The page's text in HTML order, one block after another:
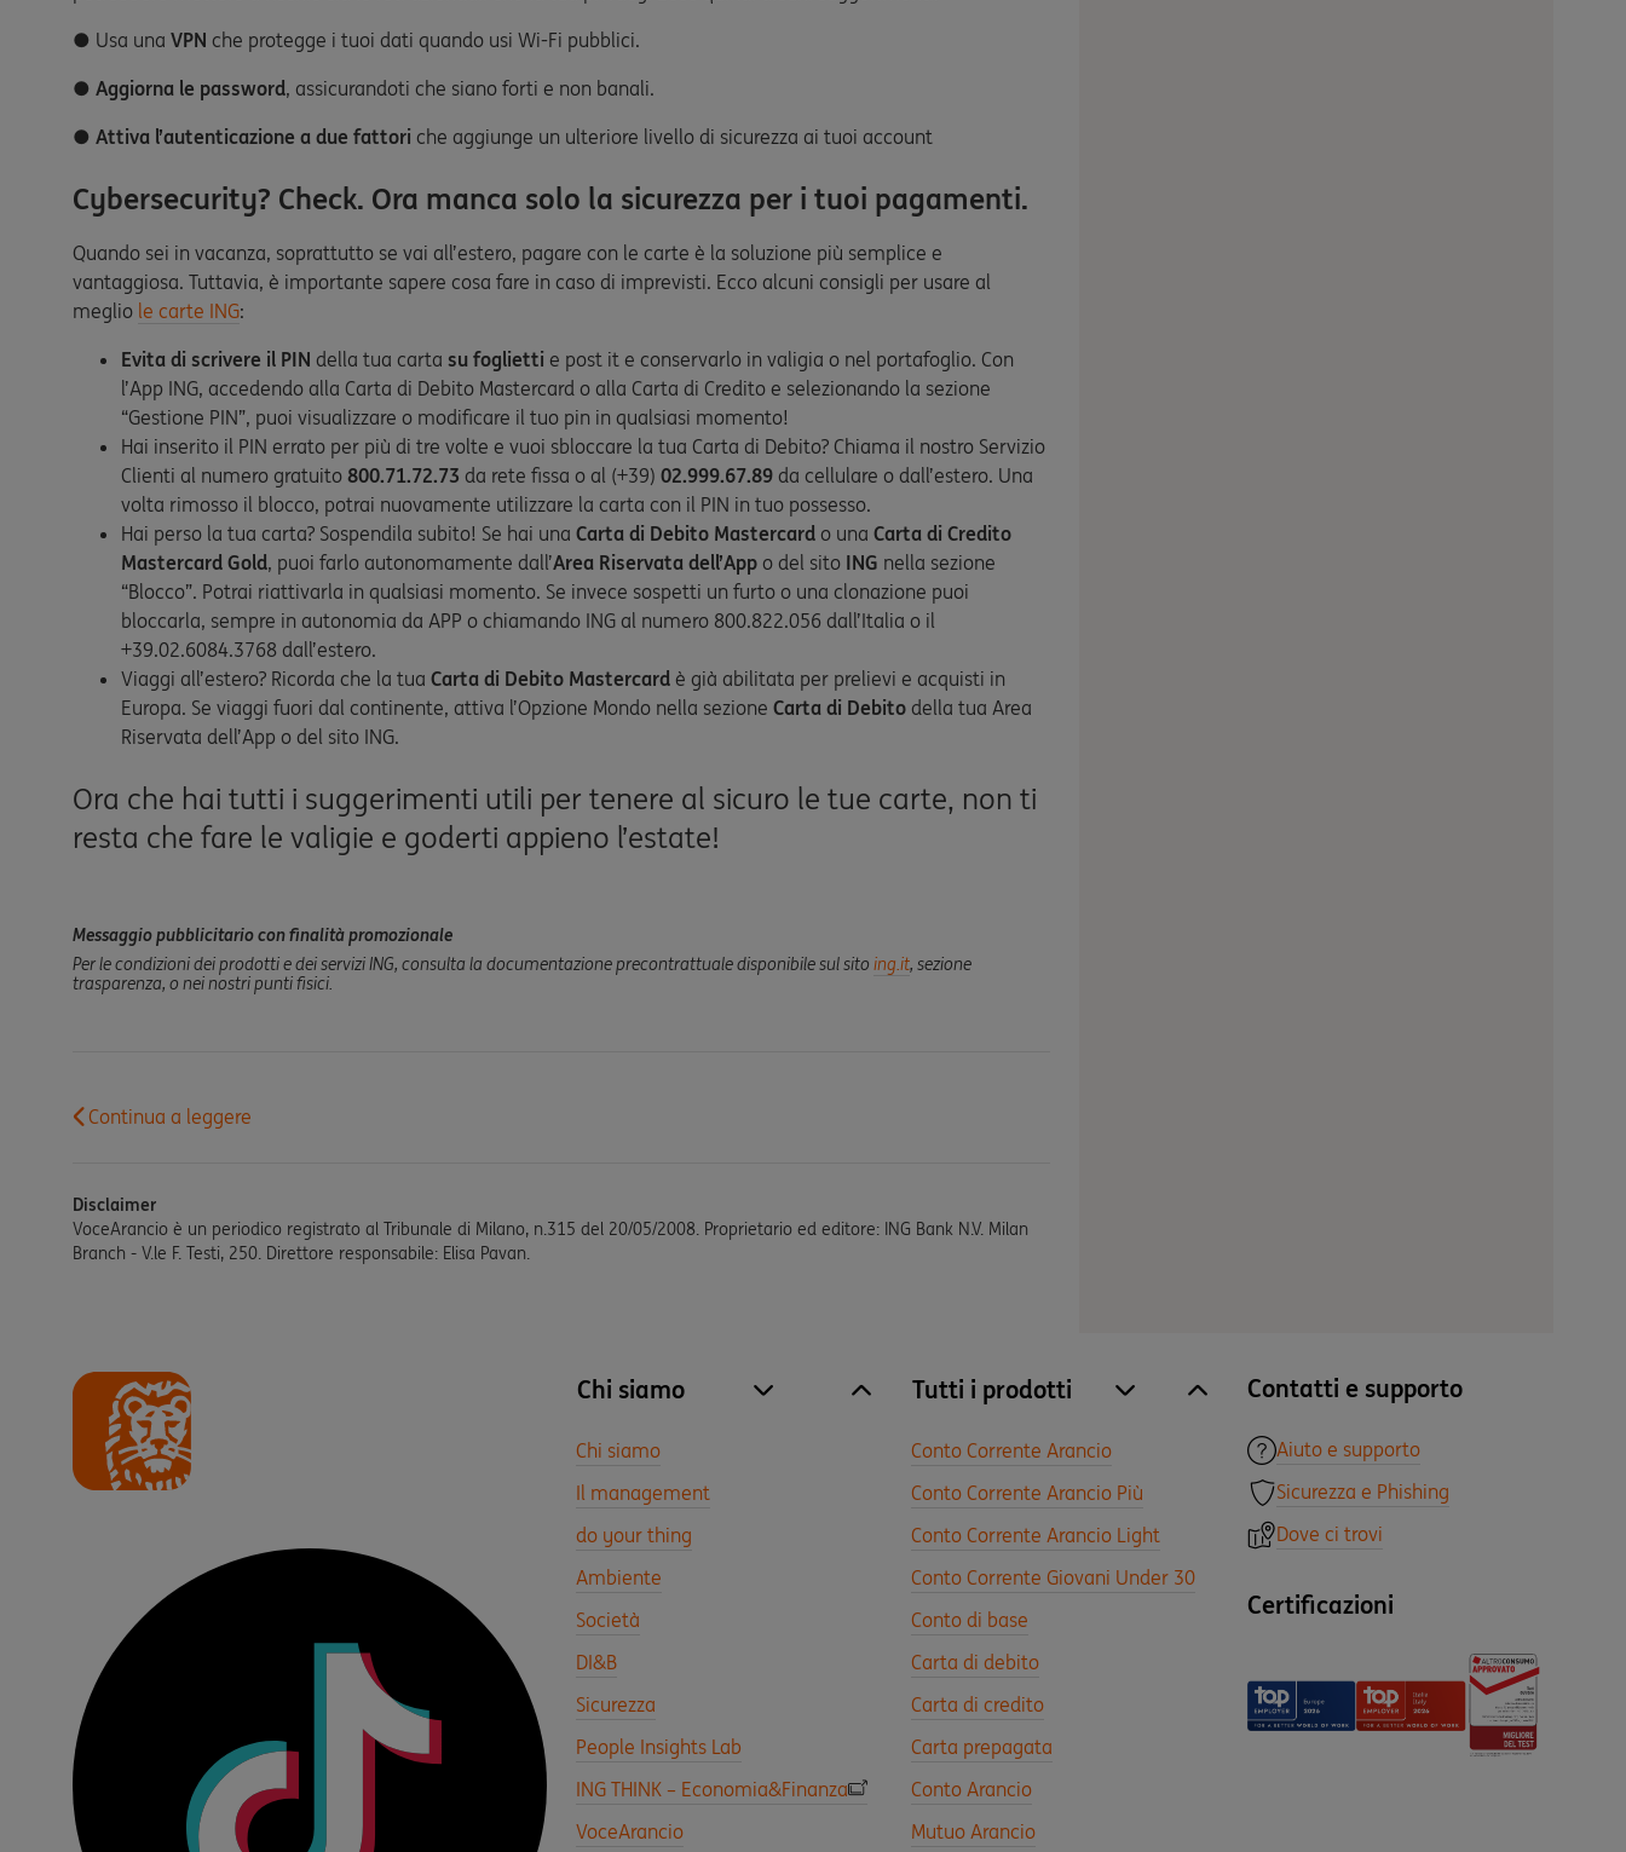
● Usa una VPN che protegge i tuoi dati quando usi Wi-Fi pubblici.
● Aggiorna le password, assicurandoti che siano forti e non banali.
● Attiva l’autenticazione a due fattori che aggiunge un ulteriore livello di sicurezza ai tuoi account
Cybersecurity? Check. Ora manca solo la sicurezza per i tuoi pagamenti.
Quando sei in vacanza, soprattutto se vai all’estero, pagare con le carte è la soluzione più semplice e
vantaggiosa. Tuttavia, è importante sapere cosa fare in caso di imprevisti. Ecco alcuni consigli per usare al
meglio le carte ING:
Evita di scrivere il PIN della tua carta su foglietti e post it e conservarlo in valigia o nel portafoglio. Con
l’App ING, accedendo alla Carta di Debito Mastercard o alla Carta di Credito e selezionando la sezione
“Gestione PIN”, puoi visualizzare o modificare il tuo pin in qualsiasi momento!
Hai inserito il PIN errato per più di tre volte e vuoi sbloccare la tua Carta di Debito? Chiama il nostro Servizio
Clienti al numero gratuito 800.71.72.73 da rete fissa o al (+39) 02.999.67.89 da cellulare o dall’estero. Una
volta rimosso il blocco, potrai nuovamente utilizzare la carta con il PIN in tuo possesso.
Hai perso la tua carta? Sospendila subito! Se hai una Carta di Debito Mastercard o una Carta di Credito
Mastercard Gold, puoi farlo autonomamente dall’Area Riservata dell’App o del sito ING nella sezione
“Blocco”. Potrai riattivarla in qualsiasi momento. Se invece sospetti un furto o una clonazione puoi
bloccarla, sempre in autonomia da APP o chiamando ING al numero 800.822.056 dall’Italia o il
+39.02.6084.3768 dall’estero.
Viaggi all’estero? Ricorda che la tua Carta di Debito Mastercard è già abilitata per prelievi e acquisti in
Europa. Se viaggi fuori dal continente, attiva l’Opzione Mondo nella sezione Carta di Debito della tua Area
Riservata dell’App o del sito ING.
Ora che hai tutti i suggerimenti utili per tenere al sicuro le tue carte, non ti
resta che fare le valigie e goderti appieno l’estate!
Messaggio pubblicitario con finalità promozionale
Per le condizioni dei prodotti e dei servizi ING, consulta la documentazione precontrattuale disponibile sul sito ing.it, sezione
trasparenza, o nei nostri punti fisici.
Continua a leggere
Disclaimer
VoceArancio è un periodico registrato al Tribunale di Milano, n.315 del 20/05/2008. Proprietario ed editore: ING Bank N.V. Milan
Branch - V.le F. Testi, 250. Direttore responsabile: Elisa Pavan.
Chi siamo site.accordion.apri [it-IT] Chi siamo
Chiudi Chi siamo
Chi siamo
Il management
do your thing
Ambiente
Società
DI&B
Sicurezza
People Insights Lab
ING THINK – Economia&Finanza
VoceArancio
Tutti i prodotti site.accordion.apri [it-IT] Tutti i prodotti
Chiudi Tutti i prodotti
Conto Corrente Arancio
Conto Corrente Arancio Più
Conto Corrente Arancio Light
Conto Corrente Giovani Under 30
Conto di base
Carta di debito
Carta di credito
Carta prepagata
Conto Arancio
Mutuo Arancio
Contatti e supporto
Aiuto e supporto
Sicurezza e Phishing
Dove ci trovi
Certificazioni